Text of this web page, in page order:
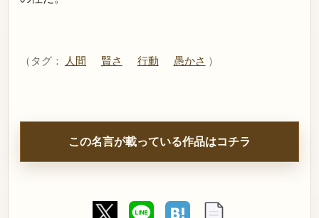
（タグ： 人間 賢さ 行動 愚かさ ）
この名言が載っている作品はコチラ